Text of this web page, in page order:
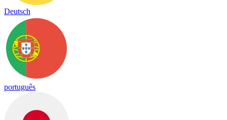
Deutsch
português